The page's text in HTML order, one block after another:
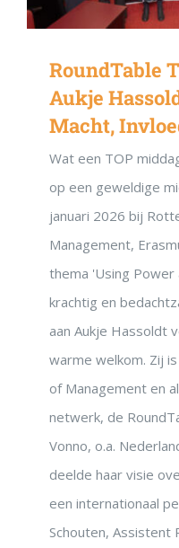
RoundTable
Aukje
Macht,
Wat een TOP
op een geweldige
januari 2026 bij
Management,
thema 'Using Power
krachtig en
aan Aukje Hassoldt
warme welkom. Zij
of Management en
netwerk, de
Vonno, o.a.
deelde haar visie
een internationaal
Schouten, Assistent